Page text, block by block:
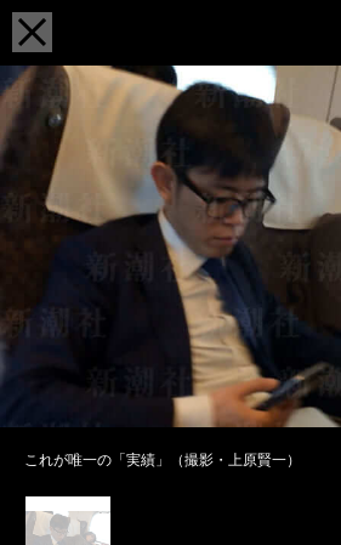
これが唯一の「実績」（撮影・上原賢一）